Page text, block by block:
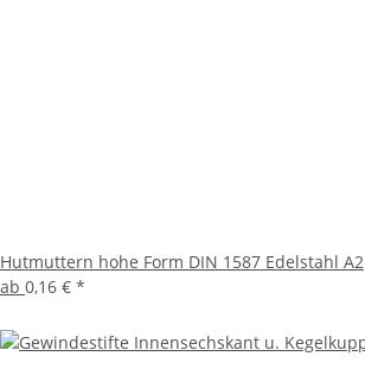
Hutmuttern hohe Form DIN 1587 Edelstahl A2
ab 0,16 € *